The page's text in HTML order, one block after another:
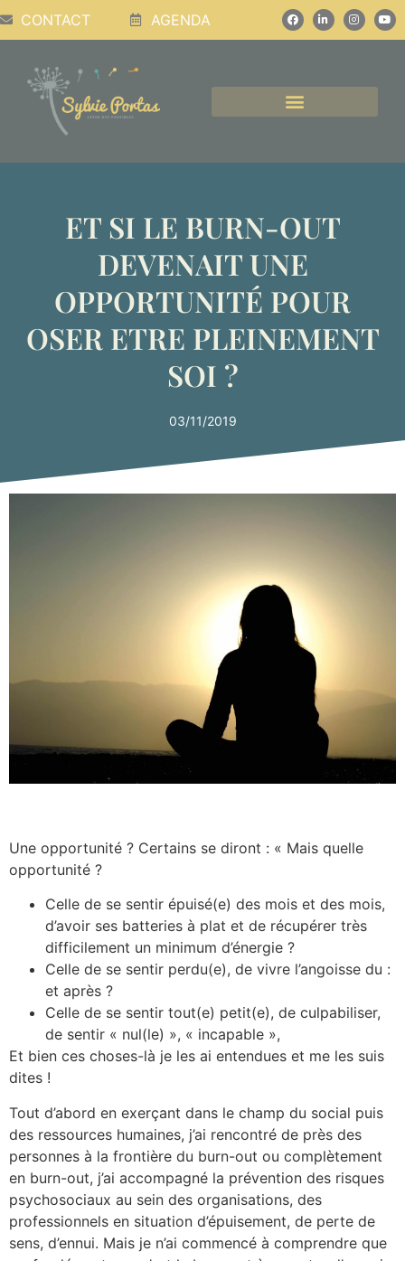
CONTACT AGENDA
ET SI LE BURN-OUT
DEVENAIT UNE
OPPORTUNITÉ POUR
OSER ETRE PLEINEMENT
SOI ?
03/11/2019
Une opportunité ? Certains se diront : « Mais quelle
opportunité ?
Celle de se sentir épuisé(e) des mois et des mois,
d’avoir ses batteries à plat et de récupérer très
difficilement un minimum d’énergie ?
Celle de se sentir perdu(e), de vivre l’angoisse du :
et après ?
Celle de se sentir tout(e) petit(e), de culpabiliser,
de sentir « nul(le) », « incapable »,
Et bien ces choses-là je les ai entendues et me les suis
dites !
Tout d’abord en exerçant dans le champ du social puis
des ressources humaines, j’ai rencontré de près des
personnes à la frontière du burn-out ou complètement
en burn-out, j’ai accompagné la prévention des risques
psychosociaux au sein des organisations, des
professionnels en situation d’épuisement, de perte de
sens, d’ennui. Mais je n’ai commencé à comprendre que